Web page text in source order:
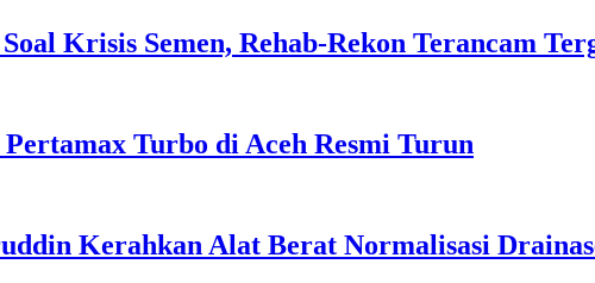
Krisis Semen, Rehab-Rekon Terancam
Turbo di Aceh Resmi Turun
Kerahkan Alat Berat Normalisasi